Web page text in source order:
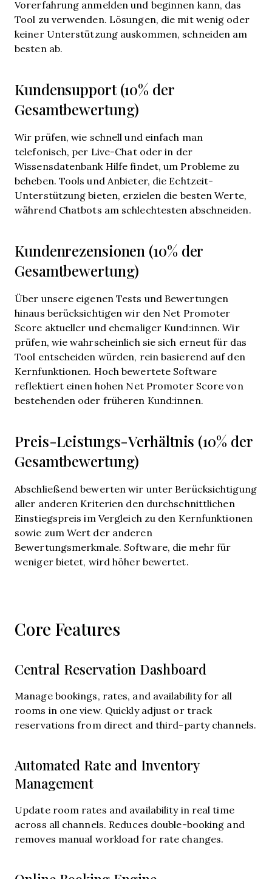
Vorerfahrung anmelden und beginnen kann, das
Tool zu verwenden. Lösungen, die mit wenig oder
keiner Unterstützung auskommen, schneiden am
besten ab.
Kundensupport (10% der
Gesamtbewertung)
Wir prüfen, wie schnell und einfach man
telefonisch, per Live-Chat oder in der
Wissensdatenbank Hilfe findet, um Probleme zu
beheben. Tools und Anbieter, die Echtzeit-
Unterstützung bieten, erzielen die besten Werte,
während Chatbots am schlechtesten abschneiden.
Kundenrezensionen (10% der
Gesamtbewertung)
Über unsere eigenen Tests und Bewertungen
hinaus berücksichtigen wir den Net Promoter
Score aktueller und ehemaliger Kund:innen. Wir
prüfen, wie wahrscheinlich sie sich erneut für das
Tool entscheiden würden, rein basierend auf den
Kernfunktionen. Hoch bewertete Software
reflektiert einen hohen Net Promoter Score von
bestehenden oder früheren Kund:innen.
Preis-Leistungs-Verhältnis (10% der
Gesamtbewertung)
Abschließend bewerten wir unter Berücksichtigung
aller anderen Kriterien den durchschnittlichen
Einstiegspreis im Vergleich zu den Kernfunktionen
sowie zum Wert der anderen
Bewertungsmerkmale. Software, die mehr für
weniger bietet, wird höher bewertet.
Core Features
Central Reservation Dashboard
Manage bookings, rates, and availability for all
rooms in one view. Quickly adjust or track
reservations from direct and third-party channels.
Automated Rate and Inventory
Management
Update room rates and availability in real time
across all channels. Reduces double-booking and
removes manual workload for rate changes.